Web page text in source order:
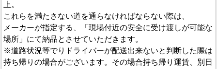
上。
これらを満たさない道を通らなければならない際は、
メーカーが指定する、「現場付近の安全に受け渡しが可能な
場所」にて納品とさせていただきます。
※道路状況等でりドライバーが配送出来ないと判断した際は
持ち帰りの場合がございます。その場合持ち帰り運賃、別日